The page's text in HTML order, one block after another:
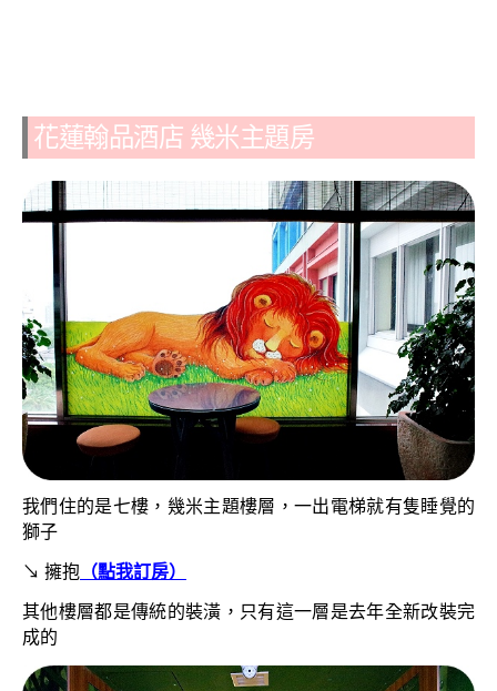
花蓮翰品酒店 幾米主題房
我們住的是七樓，幾米主題樓層，一出電梯就有隻睡覺的
獅子
↘ 擁抱 （點我訂房）
其他樓層都是傳統的裝潢，只有這一層是去年全新改裝完
成的